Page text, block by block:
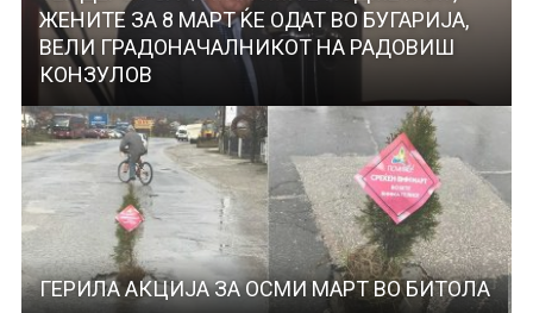
ЖЕНИТЕ ЗА 8 МАРТ ЌЕ ОДАТ ВО БУГАРИЈА,
ВЕЛИ ГРАДОНАЧАЛНИКОТ НА РАДОВИШ
КОНЗУЛОВ
ГЕРИЛА АКЦИЈА ЗА ОСМИ МАРТ ВО БИТОЛА